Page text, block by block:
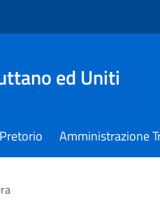
ed Uniti
Amministrazione